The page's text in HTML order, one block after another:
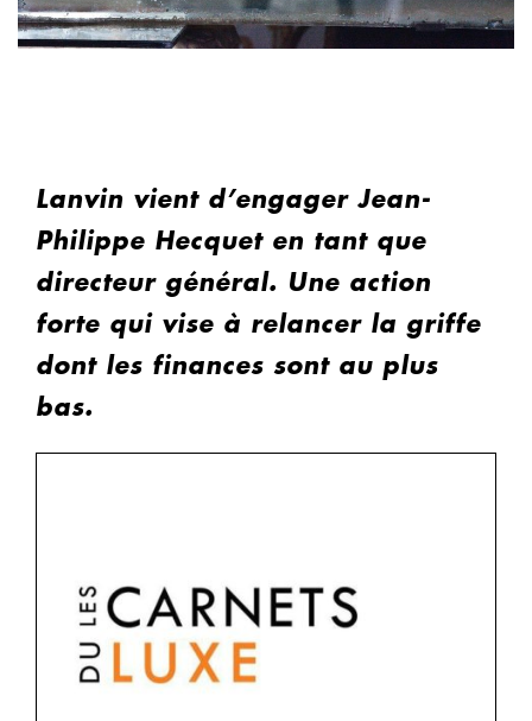
Lanvin vient d’engager Jean-
Philippe Hecquet en tant que
directeur général. Une action
forte qui vise à relancer la griffe
dont les finances sont au plus
bas.